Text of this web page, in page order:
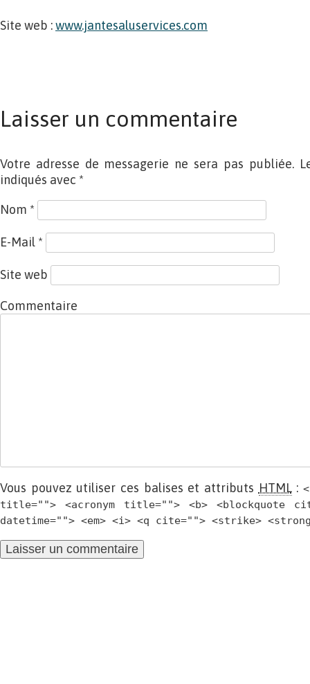
Site web :www.jantesaluservices.com
Laisser un commentaire
Votre adresse de messagerie ne sera pas publiée.
indiqués avec *
Nom *
E-Mail *
Site web
Commentaire
Vous pouvez utiliser ces balises et attributs HTML:
title=""> <acronym title=""> <b> <blockquote
datetime=""> <em> <i> <q cite=""> <strike>